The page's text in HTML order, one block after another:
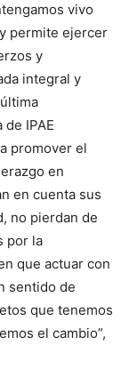
vivo
permite ejercer
y
integral y
IPAE
promover el
en
en cuenta sus
no pierdan de
por la
que actuar con
sentido de
que tenemos
el cambio”,